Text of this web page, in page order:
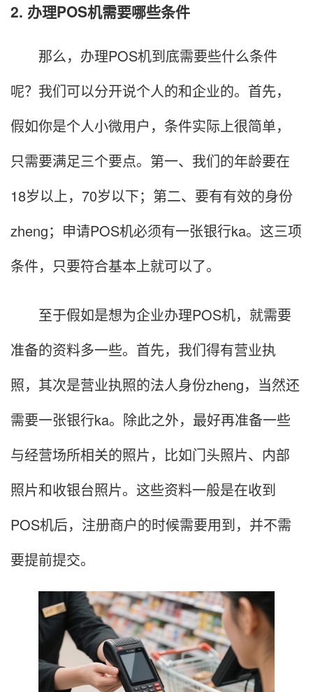
2. 办理POS机需要哪些条件
那么，办理POS机到底需要些什么条件
呢？我们可以分开说个人的和企业的。首先，
假如你是个人小微用户，条件实际上很简单，
只需要满足三个要点。第一、我们的年龄要在
18岁以上，70岁以下；第二、要有有效的身份
zheng；申请POS机必须有一张银行ka。这三项
条件，只要符合基本上就可以了。
至于假如是想为企业办理POS机，就需要
准备的资料多一些。首先，我们得有营业执
照，其次是营业执照的法人身份zheng，当然还
需要一张银行ka。除此之外，最好再准备一些
与经营场所相关的照片，比如门头照片、内部
照片和收银台照片。这些资料一般是在收到
POS机后，注册商户的时候需要用到，并不需
要提前提交。